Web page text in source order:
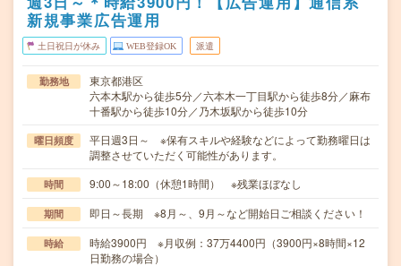
新規事業広告運用
土日祝日が休み WEB登録OK 派遣
勤務地
東京都港区
六本木駅から徒歩5分／六本木一丁目駅から徒歩8分／麻布
十番駅から徒歩10分／乃木坂駅から徒歩10分
曜日頻度
平日週3日～ ※保有スキルや経験などによって勤務曜日は
調整させていただく可能性があります。
時間 9:00～18:00（休憩1時間） ※残業ほぼなし
期間 即日～長期 ※8月～、9月～など開始日ご相談ください！
時給
時給3900円 ※月収例：37万4400円（3900円×8時間×12
日勤務の場合）